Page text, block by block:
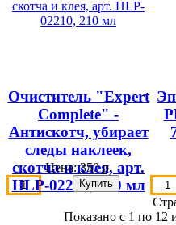
Очиститель "Expert
Complete" -
Антискотч, убирает
следы наклеек,
скотча и клея, арт.
HLP-02210, 210 мл
Цена:350 р.
Показано с 1 по 12